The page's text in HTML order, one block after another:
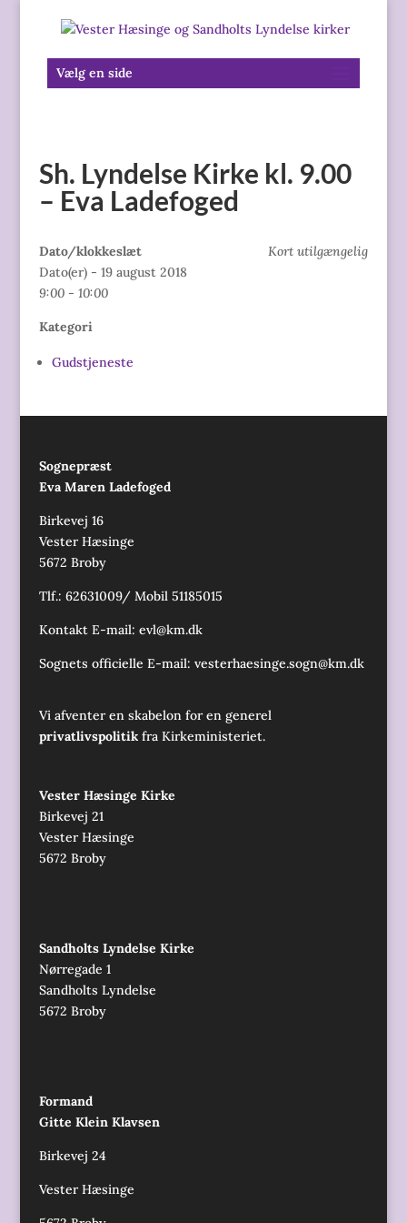
Vælg en side
Sh. Lyndelse Kirke kl. 9.00
– Eva Ladefoged
Kort utilgængelig
Dato/klokkeslæt
Dato(er) - 19 august 2018
9:00 - 10:00
Kategori
Gudstjeneste
Sognepræst
Eva Maren Ladefoged
Birkevej 16
Vester Hæsinge
5672 Broby
Tlf.: 62631009/ Mobil 51185015
Kontakt E-mail: evl@km.dk
Sognets officielle E-mail: vesterhaesinge.sogn@km.dk
Vi afventer en skabelon for en generel
privatlivspolitikfra Kirkeministeriet.
Vester Hæsinge Kirke
Birkevej 21
Vester Hæsinge
5672 Broby
Sandholts Lyndelse Kirke
Nørregade 1
Sandholts Lyndelse
5672 Broby
Formand
Gitte Klein Klavsen
Birkevej 24
Vester Hæsinge